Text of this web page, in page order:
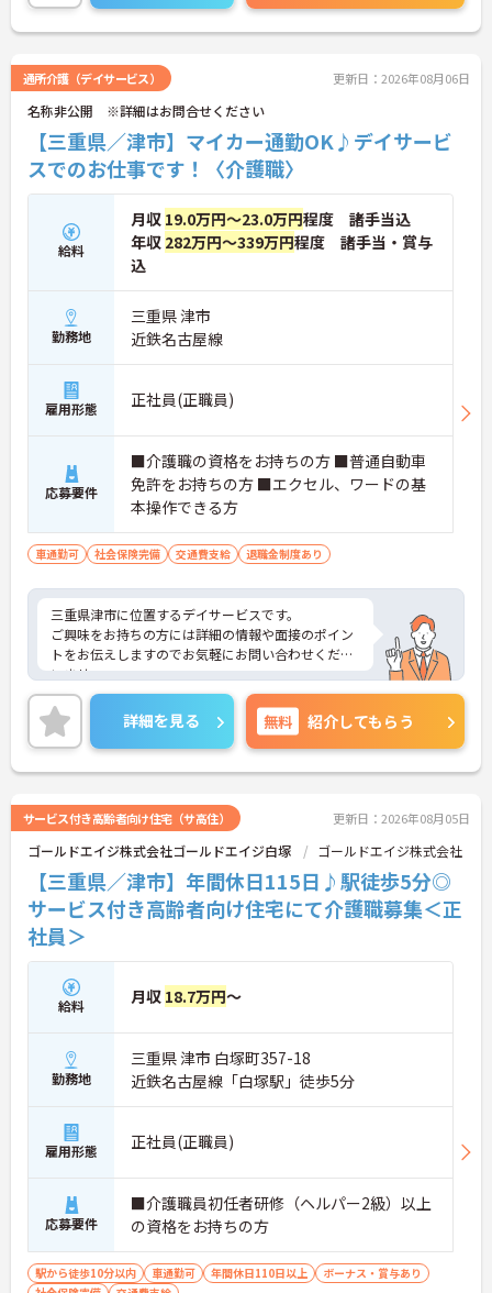
通所介護（デイサービス） 更新日：2026年08月06日
名称非公開 ※詳細はお問合せください
【三重県／津市】マイカー通勤OK♪デイサービ
スでのお仕事です！〈介護職〉
給料
月収 19.0万円～23.0万円程度 諸手当込
年収 282万円～339万円程度 諸手当・賞与
込
勤務地
三重県 津市
近鉄名古屋線
雇用形態 正社員(正職員)
応募要件
■介護職の資格をお持ちの方 ■普通自動車
免許をお持ちの方 ■エクセル、ワードの基
本操作できる方
車通勤可 社会保険完備 交通費支給 退職金制度あり
三重県津市に位置するデイサービスです。
ご興味をお持ちの方には詳細の情報や面接のポイン
トをお伝えしますのでお気軽にお問い合わせくださ
いませ。
詳細を見る 無料 紹介してもらう
サービス付き高齢者向け住宅（サ高住） 更新日：2026年08月05日
ゴールドエイジ株式会社ゴールドエイジ白塚 ゴールドエイジ株式会社
【三重県／津市】年間休日115日♪駅徒歩5分◎
サービス付き高齢者向け住宅にて介護職募集＜正
社員＞
給料 月収 18.7万円～
勤務地
三重県 津市 白塚町357-18
近鉄名古屋線「白塚駅」徒歩5分
雇用形態 正社員(正職員)
応募要件
■介護職員初任者研修（ヘルパー2級）以上
の資格をお持ちの方
駅から徒歩10分以内 車通勤可 年間休日110日以上
ボーナス・賞与あり